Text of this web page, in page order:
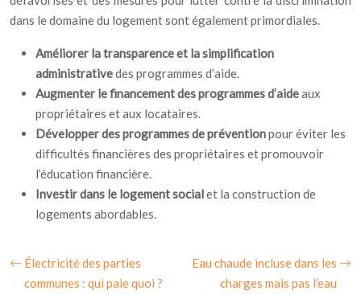
dans le domaine du logement sont également primordiales.
Améliorer la transparence et la simplification
administrativedes programmes d’aide.
Augmenter le financement des programmes d’aideaux
propriétaires et aux locataires.
Développer des programmes de préventionpour éviter les
difficultés financières des propriétaires et promouvoir
l’éducation financière.
Investir dans le logement socialet la construction de
logements abordables.
Électricité des parties
communes : qui paie quoi ?
Eau chaude incluse dans les
charges mais pas l’eau